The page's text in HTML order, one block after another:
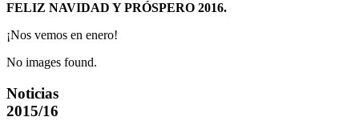
FELIZ NAVIDAD Y PRÓSPERO 2016.
¡Nos vemos en enero!
No images found.
Noticias
2015/16